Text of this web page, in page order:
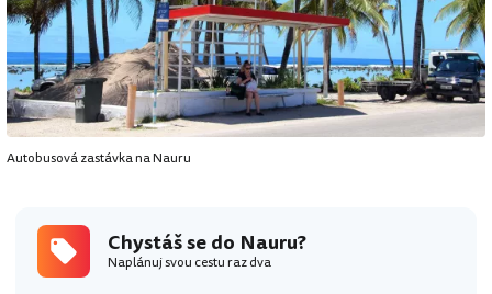
Autobusová zastávka na Nauru
Chystáš se do Nauru?
Naplánuj svou cestu raz dva